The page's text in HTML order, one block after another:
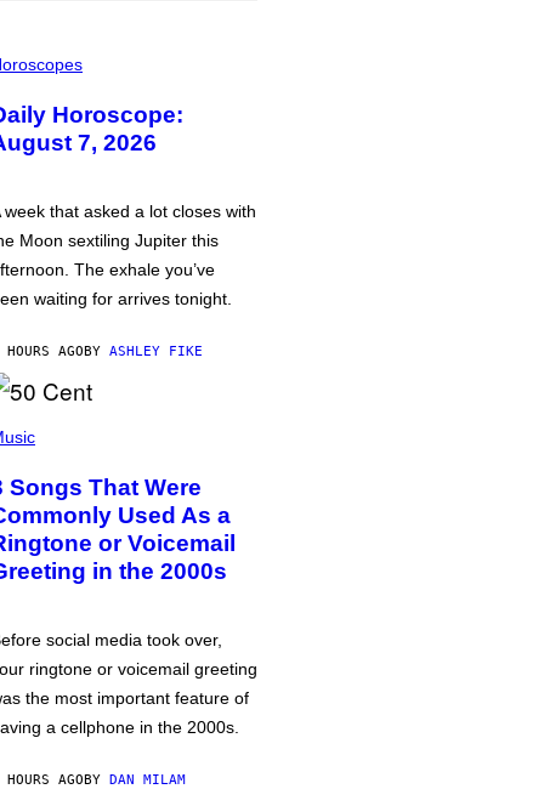
Horoscope:
7, 2026
week that asked a lot closes with
Moon sextiling Jupiter this
The exhale you’ve
waiting for arrives tonight.
AGOBY ASHLEY FIKE
Songs That Were
Used As a
or Voicemail
in the 2000s
social media took over,
ringtone or voicemail greeting
the most important feature of
a cellphone in the 2000s.
AGOBY DAN MILAM